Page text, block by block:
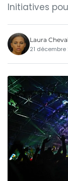
Initiatives
Laura
21